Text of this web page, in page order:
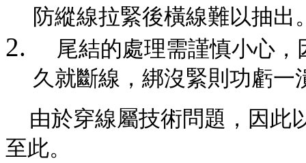
防縱線拉緊後橫線難以抽出
尾結的處理需謹慎小心
久就斷線，綁沒緊則功虧一
由於穿線屬技術問題，因此
至此。